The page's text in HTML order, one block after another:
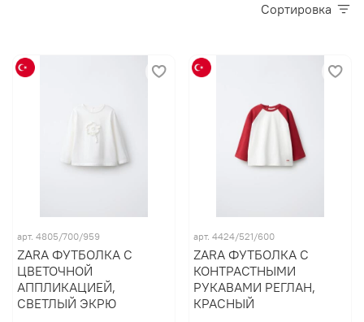
Сортировка
арт. 4805/700/959
ZARA ФУТБОЛКА С
ЦВЕТОЧНОЙ
АППЛИКАЦИЕЙ,
СВЕТЛЫЙ ЭКРЮ
арт. 4424/521/600
ZARA ФУТБОЛКА С
КОНТРАСТНЫМИ
РУКАВАМИ РЕГЛАН,
КРАСНЫЙ